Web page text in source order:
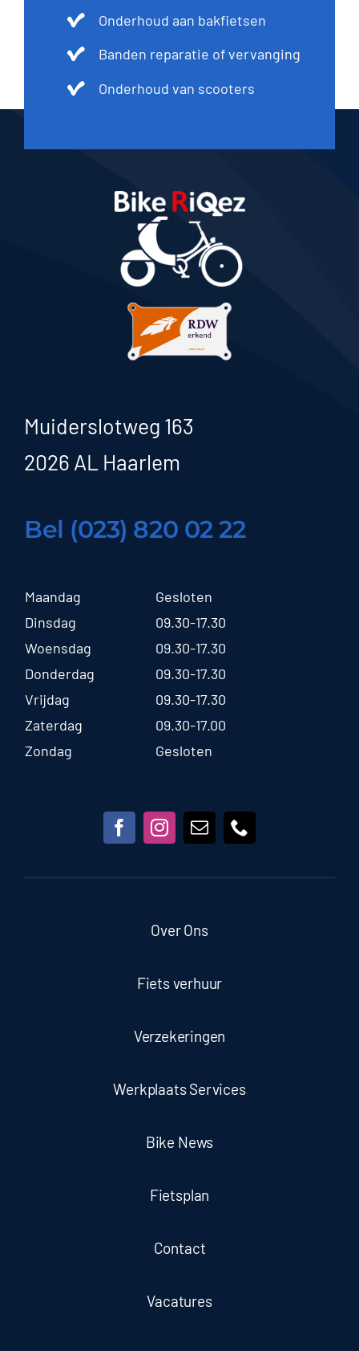
Onderhoud aan bakfietsen
Banden reparatie of vervanging
Onderhoud van scooters
Muiderslotweg 163
2026 AL Haarlem
Bel (023) 820 02 22
Maandag
Gesloten
Dinsdag
09.30-17.30
Woensdag
09.30-17.30
Donderdag
09.30-17.30
Vrijdag
09.30-17.30
Zaterdag
09.30-17.00
Zondag
Gesloten
Over Ons
Fiets verhuur
Verzekeringen
Werkplaats Services
Bike News
Fietsplan
Contact
Vacatures